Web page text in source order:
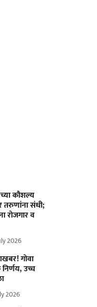
कौशल्य
तरुणांना संधी;
रोजगार व
2026
गोवा
उच्च
2026